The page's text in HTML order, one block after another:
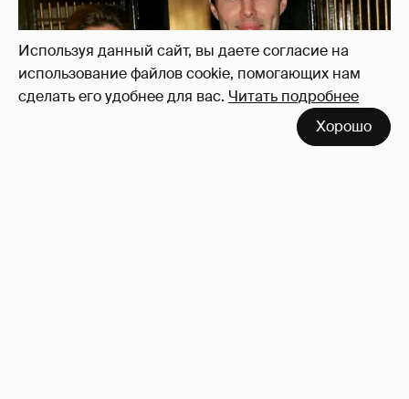
Используя данный сайт, вы даете согласие на
использование файлов cookie, помогающих нам
сделать его удобнее для вас. Читать подробнее
Хорошо